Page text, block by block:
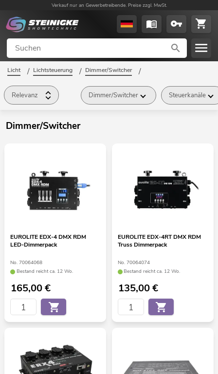
Verkauf nur an Gewerbetreibende. Preise zzgl. MwSt.
Licht / Lichtsteuerung / Dimmer/Switcher /
Relevanz Dimmer/Switcher Steuerkanäle
Dimmer/Switcher
EUROLITE EDX-4 DMX RDM
LED-Dimmerpack
No. 70064068
Bestand reicht ca. 12 Wo.
165,00€
EUROLITE EDX-4RT DMX RDM
Truss Dimmerpack
No. 70064074
Bestand reicht ca. 12 Wo.
135,00€